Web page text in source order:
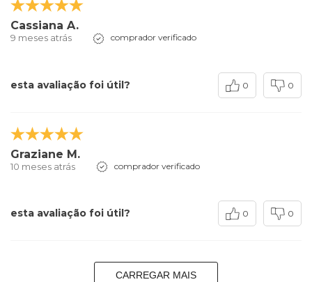
Cassiana A.
9 meses atrás comprador verificado
esta avaliação foi útil? 0 0
Graziane M.
10 meses atrás comprador verificado
esta avaliação foi útil? 0 0
CARREGAR MAIS